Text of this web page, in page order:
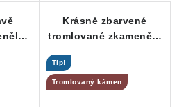
Krásně zbarvené
tromlované zkamenělé
Tip!
Tromlovaný kámen